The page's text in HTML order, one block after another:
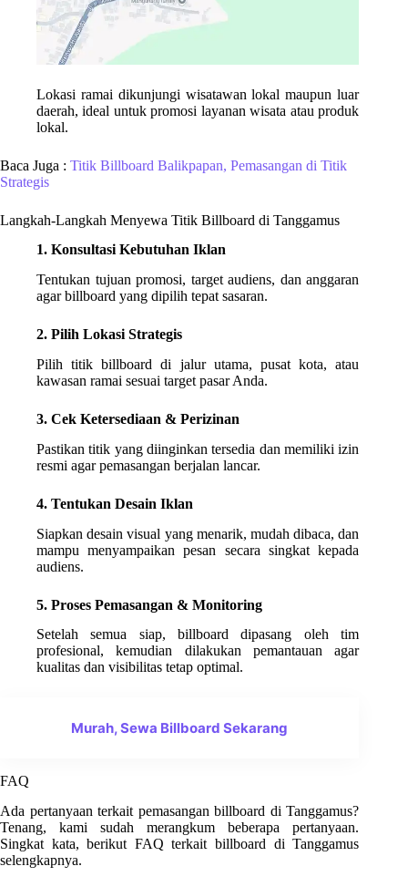
Lokasi ramai dikunjungi wisatawan lokal maupun luar
daerah, ideal untuk promosi layanan wisata atau produk
lokal.
Baca Juga : Titik Billboard Balikpapan, Pemasangan di Titik
Strategis
Langkah-Langkah Menyewa Titik Billboard di Tanggamus
1. Konsultasi Kebutuhan Iklan
Tentukan tujuan promosi, target audiens, dan anggaran
agar billboard yang dipilih tepat sasaran.
2. Pilih Lokasi Strategis
Pilih titik billboard di jalur utama, pusat kota, atau
kawasan ramai sesuai target pasar Anda.
3. Cek Ketersediaan & Perizinan
Pastikan titik yang diinginkan tersedia dan memiliki izin
resmi agar pemasangan berjalan lancar.
4. Tentukan Desain Iklan
Siapkan desain visual yang menarik, mudah dibaca, dan
mampu menyampaikan pesan secara singkat kepada
audiens.
5. Proses Pemasangan & Monitoring
Setelah semua siap, billboard dipasang oleh tim
profesional, kemudian dilakukan pemantauan agar
kualitas dan visibilitas tetap optimal.
Murah, Sewa Billboard Sekarang
FAQ
Ada pertanyaan terkait pemasangan billboard di Tanggamus?
Tenang, kami sudah merangkum beberapa pertanyaan.
Singkat kata, berikut FAQ terkait billboard di Tanggamus
selengkapnya.